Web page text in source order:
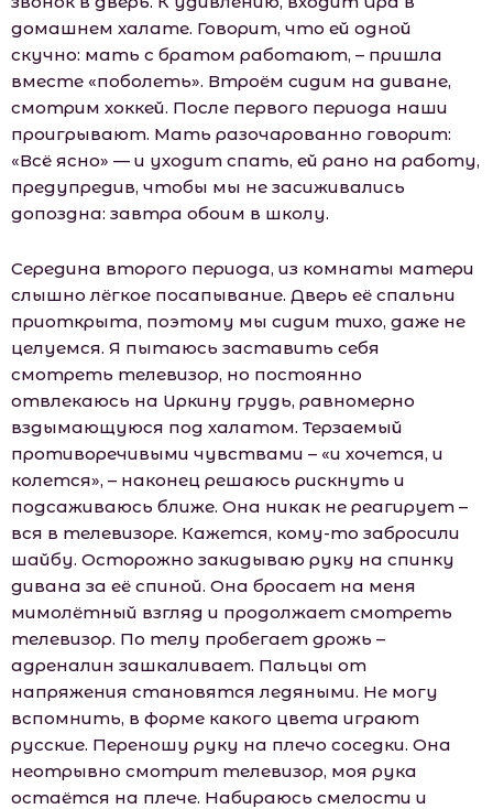
домашнем халате. Говорит, что ей одной
скучно: мать с братом работают, – пришла
вместе «поболеть». Втроём сидим на диване,
смотрим хоккей. После первого периода наши
проигрывают. Мать разочарованно говорит:
«Всё ясно» — и уходит спать, ей рано на работу,
предупредив, чтобы мы не засиживались
допоздна: завтра обоим в школу.
Середина второго периода, из комнаты матери
слышно лёгкое посапывание. Дверь её спальни
приоткрыта, поэтому мы сидим тихо, даже не
целуемся. Я пытаюсь заставить себя
смотреть телевизор, но постоянно
отвлекаюсь на Иркину грудь, равномерно
вздымающуюся под халатом. Терзаемый
противоречивыми чувствами – «и хочется, и
колется», – наконец решаюсь рискнуть и
подсаживаюсь ближе. Она никак не реагирует –
вся в телевизоре. Кажется, кому-то забросили
шайбу. Осторожно закидываю руку на спинку
дивана за её спиной. Она бросает на меня
мимолётный взгляд и продолжает смотреть
телевизор. По телу пробегает дрожь –
адреналин зашкаливает. Пальцы от
напряжения становятся ледяными. Не могу
вспомнить, в форме какого цвета играют
русские. Переношу руку на плечо соседки. Она
неотрывно смотрит телевизор, моя рука
остаётся на плече. Набираюсь смелости и